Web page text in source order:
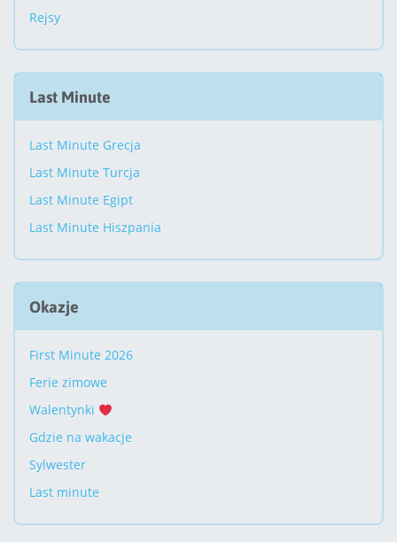
Rejsy
Last Minute
Last Minute Grecja
Last Minute Turcja
Last Minute Egipt
Last Minute Hiszpania
Okazje
First Minute 2026
Ferie zimowe
Walentynki
Gdzie na wakacje
Sylwester
Last minute